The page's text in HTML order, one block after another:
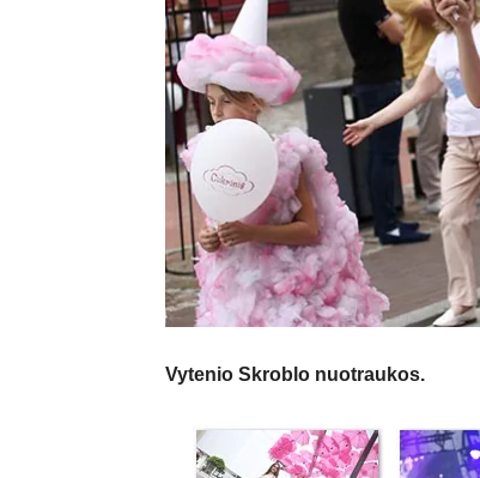
Vytenio Skroblo nuotraukos.